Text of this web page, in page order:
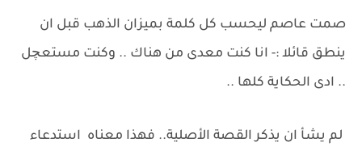
صمت عاصم ليحسب كل كلمة بميزان الذهب قبل ان
ينطق قائلا :- انا كنت معدى من هناك .. وكنت مستعچل
.. ادى الحكاية كلها ..
لم يشأ ان يذكر القصة الأصلية.. فهذا معناه استدعاء